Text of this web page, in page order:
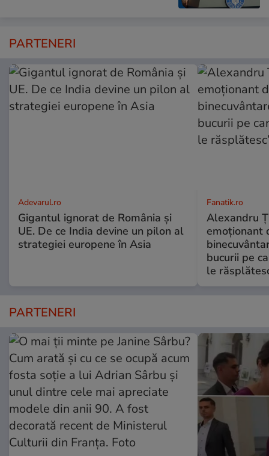
PARTENERI
Adevarul.ro
Gigantul ignorat de România și
UE. De ce India devine un pilon al
strategiei europene în Asia
Fanatik.ro
Alexandru
emoționant
bucurii pe
le
PARTENERI